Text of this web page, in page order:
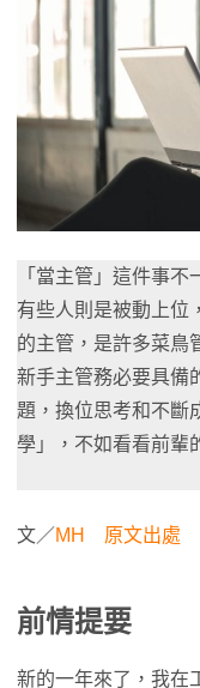
「當主管」這件事
有些人則是被動上位
的主管，是許多菜鳥
新手主管務必要具備
題，換位思考和不斷
學」，不如看看前輩
文／MH 原文出處
前情提要
新的一年來了，我在